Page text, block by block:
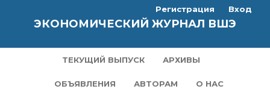
ЭКОНОМИЧЕСКИЙ ЖУРНАЛ ВШЭ
ТЕКУЩИЙ ВЫПУСК АРХИВЫ
ОБЪЯВЛЕНИЯ АВТОРАМ О НАС
Регистрация Вход